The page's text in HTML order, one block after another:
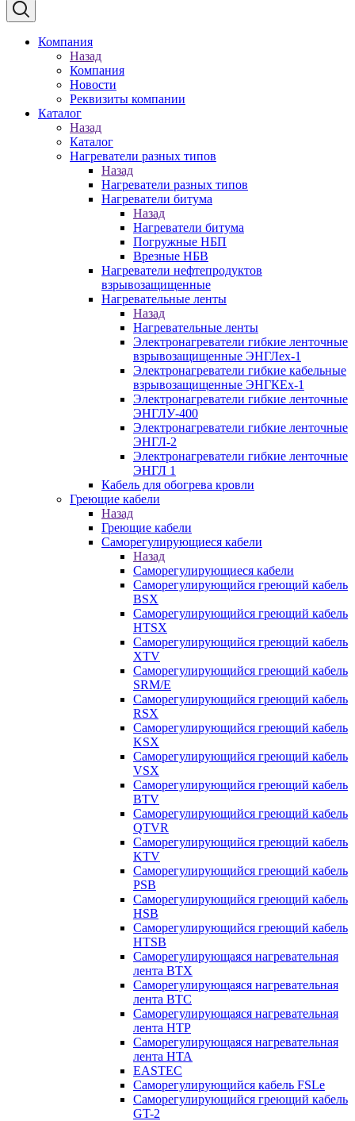
Компания
Назад
Компания
Новости
Реквизиты компании
Каталог
Назад
Каталог
Нагреватели разных типов
Назад
Нагреватели разных типов
Нагреватели битума
Назад
Нагреватели битума
Погружные НБП
Врезные НБВ
Нагреватели нефтепродуктов
взрывозащищенные
Нагревательные ленты
Назад
Нагревательные ленты
Электронагреватели гибкие ленточные
взрывозащищенные ЭНГЛех-1
Электронагреватели гибкие кабельные
взрывозащищенные ЭНГКЕх-1
Электронагреватели гибкие ленточные
ЭНГЛУ-400
Электронагреватели гибкие ленточные
ЭНГЛ-2
Электронагреватели гибкие ленточные
ЭНГЛ 1
Кабель для обогрева кровли
Греющие кабели
Назад
Греющие кабели
Саморегулирующиеся кабели
Назад
Саморегулирующиеся кабели
Саморегулирующийся греющий кабель
BSX
Саморегулирующийся греющий кабель
HTSX
Саморегулирующийся греющий кабель
XTV
Саморегулирующийся греющий кабель
SRM/E
Саморегулирующийся греющий кабель
RSX
Саморегулирующийся греющий кабель
KSX
Саморегулирующийся греющий кабель
VSX
Саморегулирующийся греющий кабель
BTV
Саморегулирующийся греющий кабель
QTVR
Саморегулирующийся греющий кабель
KTV
Саморегулирующийся греющий кабель
PSB
Саморегулирующийся греющий кабель
HSB
Саморегулирующийся греющий кабель
HTSB
Саморегулирующаяся нагревательная
лента ВТХ
Саморегулирующаяся нагревательная
лента ВТС
Саморегулирующаяся нагревательная
лента НТР
Саморегулирующаяся нагревательная
лента НТА
EASTEC
Саморегулирующийся кабель FSLe
Саморегулирующийся греющий кабель
GT-2